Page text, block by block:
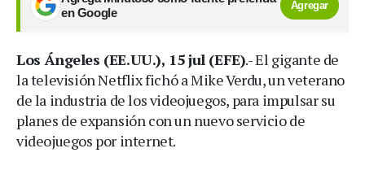
en Google
Agregar
Los Ángeles (EE.UU.), 15 jul (EFE).- El gigante de
la televisión Netflix fichó a Mike Verdu, un veterano
de la industria de los videojuegos, para impulsar su
planes de expansión con un nuevo servicio de
videojuegos por internet.